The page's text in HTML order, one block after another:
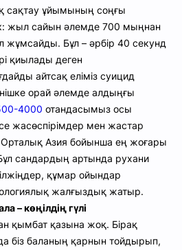
сақтау ұйымының соңғы
жыл сайын әлемде 700 мыңнан
жұмсайды. Бұл – әрбір 40 секунд
қиылады деген
ды айтсақ еліміз суицид
орай әлемде алдыңғы
4000 отандасымыз осы
жасөспірімдер мен жастар
Азия бойынша ең жоғары
ұл сандардың артында рухани
құмар ойындар
жалғыздық жатыр.
– көңілдің гүлі
қымбат қазына жоқ. Бірақ
біз баланың қарнын тойдырып,